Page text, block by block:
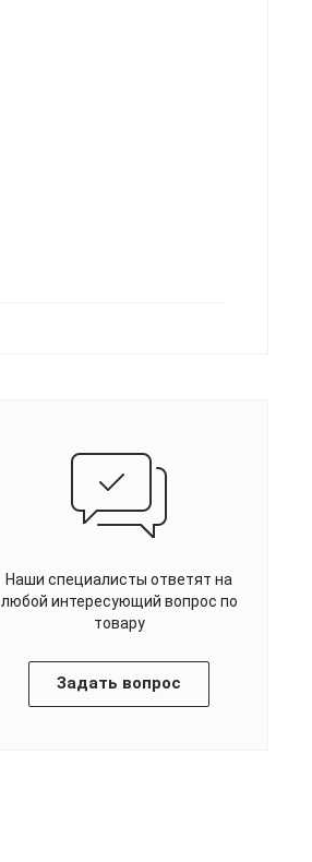
Наши специалисты ответят на
любой интересующий вопрос по
товару
Задать вопрос